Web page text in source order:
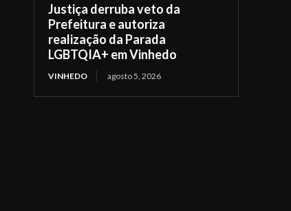
Justiça derruba veto da
Prefeitura e autoriza
realização da Parada
LGBTQIA+ em Vinhedo
VINHEDO agosto 5, 2026